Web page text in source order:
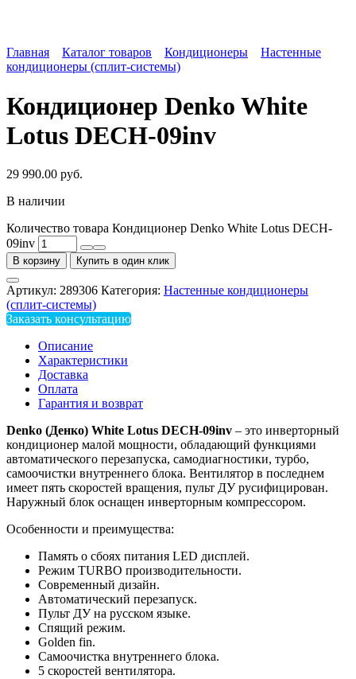
Главная Каталог товаров Кондиционеры
Настенные
кондиционеры (сплит-системы)
Кондиционер Denko White
Lotus DECH-09inv
29 990.00 руб.
В наличии
Количество товара Кондиционер Denko White Lotus DECH-
09inv
В корзину Купить в один клик
Артикул: 289306 Категория: Настенные кондиционеры
(сплит-системы)
Заказать консультацию
Описание
Характеристики
Доставка
Оплата
Гарантия и возврат
Denko (Денко) White Lotus DECH-09inv – это инверторный
кондиционер малой мощности, обладающий функциями
автоматического перезапуска, самодиагностики, турбо,
самоочистки внутреннего блока. Вентилятор в последнем
имеет пять скоростей вращения, пульт ДУ русифицирован.
Наружный блок оснащен инверторным компрессором.
Особенности и преимущества:
Память о сбоях питания LED дисплей.
Режим TURBO производительности.
Современный дизайн.
Автоматический перезапуск.
Пульт ДУ на русском языке.
Спящий режим.
Golden fin.
Самоочистка внутреннего блока.
5 скоростей вентилятора.